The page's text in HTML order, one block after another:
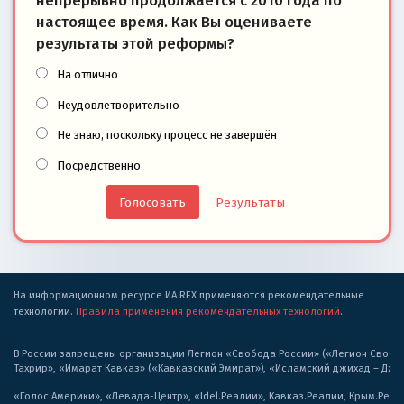
настоящее время. Как Вы оцениваете
результаты этой реформы?
На отлично
Неудовлетворительно
Не знаю, поскольку процесс не завершён
Посредственно
Результаты
На информационном ресурсе ИА REX применяются рекомендательные
технологии. Правила применения рекомендательных технологий.
В России запрещены организации Легион «Свобода России» («Легион
Тахрир», «Имарат Кавказ» («Кавказский Эмират»), «Исламский джихад –
«Голос Америки», «Левада-Центр», «Idel.Реалии», Кавказ.Реалии,